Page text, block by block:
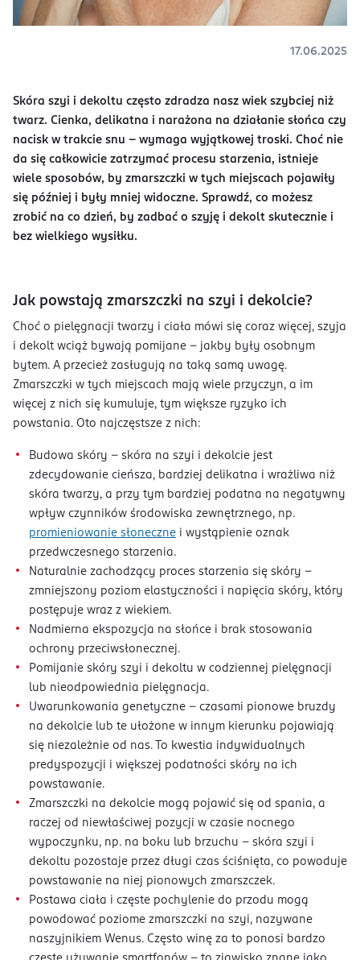
17.06.2025
Skóra szyi i dekoltu często zdradza nasz wiek szybciej niż
twarz. Cienka, delikatna i narażona na działanie słońca czy
nacisk w trakcie snu – wymaga wyjątkowej troski. Choć nie
da się całkowicie zatrzymać procesu starzenia, istnieje
wiele sposobów, by zmarszczki w tych miejscach pojawiły
się później i były mniej widoczne. Sprawdź, co możesz
zrobić na co dzień, by zadbać o szyję i dekolt skutecznie i
bez wielkiego wysiłku.
Jak powstają zmarszczki na szyi i dekolcie?
Choć o pielęgnacji twarzy i ciała mówi się coraz więcej, szyja
i dekolt wciąż bywają pomijane – jakby były osobnym
bytem. A przecież zasługują na taką samą uwagę.
Zmarszczki w tych miejscach mają wiele przyczyn, a im
więcej z nich się kumuluje, tym większe ryzyko ich
powstania. Oto najczęstsze z nich:
Budowa skóry – skóra na szyi i dekolcie jest
zdecydowanie cieńsza, bardziej delikatna i wrażliwa niż
skóra twarzy, a przy tym bardziej podatna na negatywny
wpływ czynników środowiska zewnętrznego, np.
promieniowanie słoneczne i wystąpienie oznak
przedwczesnego starzenia.
Naturalnie zachodzący proces starzenia się skóry –
zmniejszony poziom elastyczności i napięcia skóry, który
postępuje wraz z wiekiem.
Nadmierna ekspozycja na słońce i brak stosowania
ochrony przeciwsłonecznej.
Pomijanie skóry szyi i dekoltu w codziennej pielęgnacji
lub nieodpowiednia pielęgnacja.
Uwarunkowania genetyczne – czasami pionowe bruzdy
na dekolcie lub te ułożone w innym kierunku pojawiają
się niezależnie od nas. To kwestia indywidualnych
predyspozycji i większej podatności skóry na ich
powstawanie.
Zmarszczki na dekolcie mogą pojawić się od spania, a
raczej od niewłaściwej pozycji w czasie nocnego
wypoczynku, np. na boku lub brzuchu – skóra szyi i
dekoltu pozostaje przez długi czas ściśnięta, co powoduje
powstawanie na niej pionowych zmarszczek.
Postawa ciała i częste pochylenie do przodu mogą
powodować poziome zmarszczki na szyi, nazywane
naszyjnikiem Wenus. Często winę za to ponosi bardzo